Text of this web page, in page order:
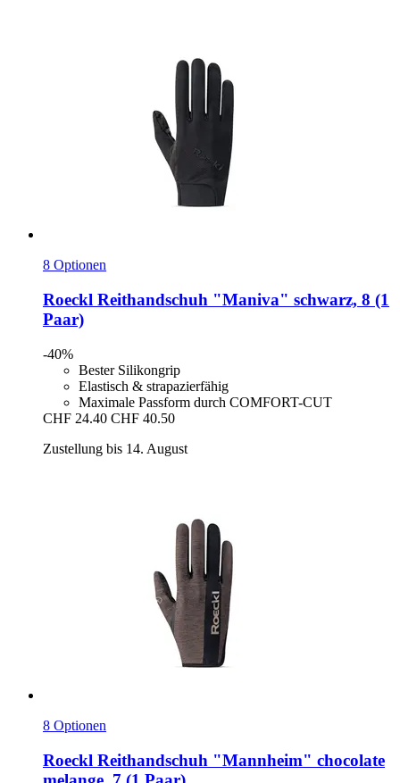
8 Optionen
Roeckl Reithandschuh "Maniva" schwarz, 8 (1
Paar)
-40%
Bester Silikongrip
Elastisch & strapazierfähig
Maximale Passform durch COMFORT-CUT
CHF 24.40 CHF 40.50
Zustellung bis 14. August
8 Optionen
Roeckl Reithandschuh "Mannheim" chocolate